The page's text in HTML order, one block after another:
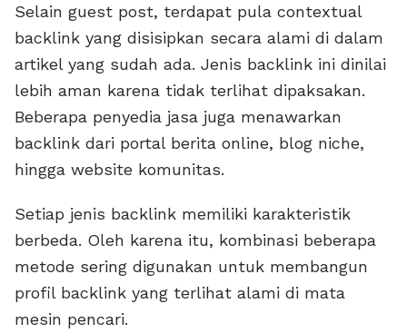
Selain guest post, terdapat pula contextual
backlink yang disisipkan secara alami di dalam
artikel yang sudah ada. Jenis backlink ini dinilai
lebih aman karena tidak terlihat dipaksakan.
Beberapa penyedia jasa juga menawarkan
backlink dari portal berita online, blog niche,
hingga website komunitas.
Setiap jenis backlink memiliki karakteristik
berbeda. Oleh karena itu, kombinasi beberapa
metode sering digunakan untuk membangun
profil backlink yang terlihat alami di mata
mesin pencari.